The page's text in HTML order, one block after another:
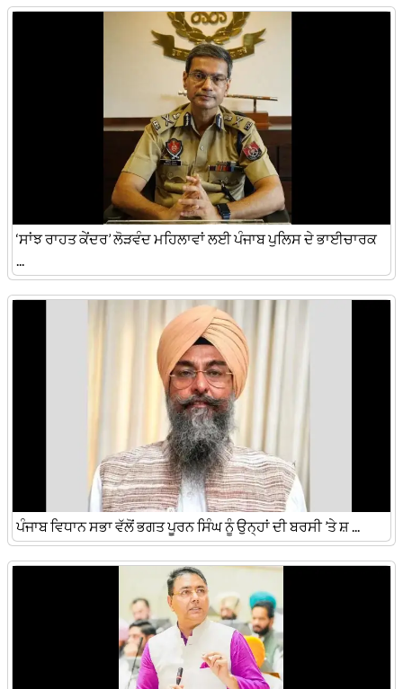
‘ਸਾਂਝ ਰਾਹਤ ਕੇਂਦਰ’ ਲੋੜਵੰਦ ਮਹਿਲਾਵਾਂ ਲਈ ਪੰਜਾਬ ਪੁਲਿਸ ਦੇ ਭਾਈਚਾਰਕ
ਪੰਜਾਬ ਵਿਧਾਨ ਸਭਾ ਵੱਲੋਂ ਭਗਤ ਪੂਰਨ ਸਿੰਘ ਨੂੰ ਉਨ੍ਹਾਂ ਦੀ ਬਰਸੀ ’ਤੇ ਸ਼ ...